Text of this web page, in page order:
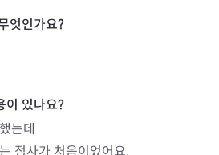
는데
점사가 처음이었어요.